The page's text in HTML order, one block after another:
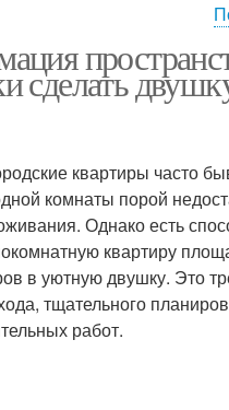
сделать
квартиры часто
комнаты порой
Однако есть
квартиру
в уютную двушку. Это
тщательного
работ.